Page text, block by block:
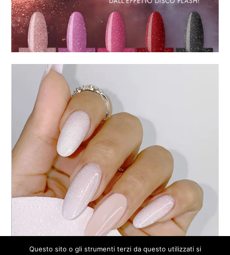
Questo sito o gli strumenti terzi da questo utilizzati si